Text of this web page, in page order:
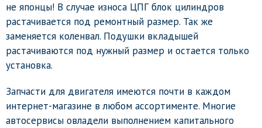
не японцы! В случае износа ЦПГ блок цилиндров
растачивается под ремонтный размер. Так же
заменяется коленвал. Подушки вкладышей
растачиваются под нужный размер и остается только
установка.
Запчасти для двигателя имеются почти в каждом
интернет-магазине в любом ассортименте. Многие
автосервисы овладели выполнением капитального